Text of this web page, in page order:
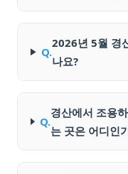
Q.
2026년 5월 경
나요?
Q.
경산에서 조용
는 곳은 어디인